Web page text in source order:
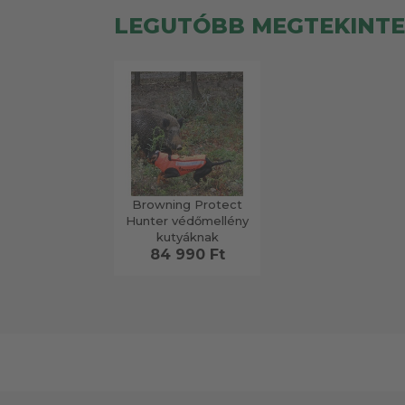
LEGUTÓBB
Browning Protect
Hunter védőmellény
kutyáknak
84 990 Ft